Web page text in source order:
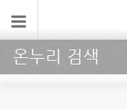
온누리 검색